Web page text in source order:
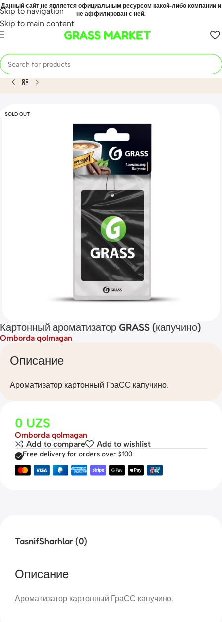
Skip to navigation
Skip to main content
Данный сайт не является официальным ресурсом какой-либо компании и
не аффилирован с ней.
GRASS MARKET
Home Mahsulot Картонный ароматизатор GRASS
SOLD OUT
Картонный ароматизатор GRASS (капучино)
Omborda qolmagan
Описание
Ароматизатор картонный ГраСС капучино.
0 UZS
Omborda qolmagan
Add to compare
Add to wishlist
Free delivery for orders over $100
TasnifSharhlar (0)
Описание
Ароматизатор картонный ГраСС капучино.